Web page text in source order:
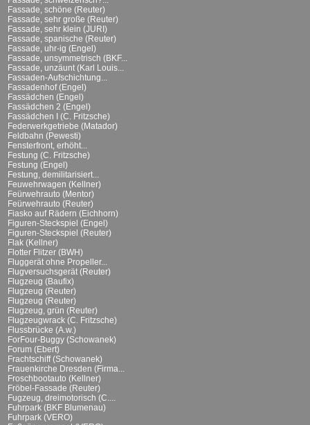
Fassade, schöne (Reuter)
Fassade, sehr große (Reuter)
Fassade, sehr klein (JURI)
Fassade, spanische (Reuter)
Fassade, uhr-ig (Engel)
Fassade, unsymmetrisch (BKF...
Fassade, unzäunt (Karl Louis...
Fassaden-Aufschichtung...
Fassadenhof (Engel)
Fassädchen (Engel)
Fassädchen 2 (Engel)
Fassädchen I (C. Fritzsche)
Federwerkgetriebe (Matador)
Feldbahn (Pewesti)
Fensterfront, erhöht...
Festung (C. Fritzsche)
Festung (Engel)
Festung, demilitarisiert...
Feuwehrwagen (Kellner)
Feürwehrauto (Mentor)
Feürwehrauto (Reuter)
Fiasko auf Rädern (Eichhorn)
Figuren-Steckspiel (Engel)
Figuren-Steckspiel (Reuter)
Flak (Kellner)
Flotter Flitzer (BWH)
Fluggerät ohne Propeller...
Flugversuchsgerät (Reuter)
Flugzeug (Baufix)
Flugzeug (Reuter)
Flugzeug (Reuter)
Flugzeug, grün (Reuter)
Flugzeugwrack (C. Fritzsche)
Flussbrücke (A.w.)
ForFour-Buggy (Schowanek)
Forum (Ebert)
Frachtschiff (Schowanek)
Frauenkirche Dresden (Firma...
Froschbootauto (Kellner)
Fröbel-Fassade (Reuter)
Fugzeug, dreimotorisch (C....
Fuhrpark (BKF Blumenau)
Fuhrpark (VERO)